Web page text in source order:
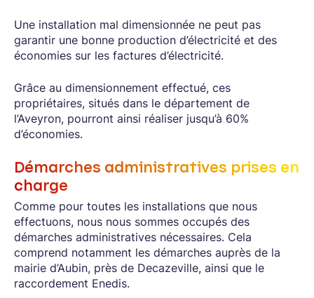
Une installation mal dimensionnée ne peut pas
garantir une bonne production d’électricité et des
économies sur les factures d’électricité.
Grâce au dimensionnement effectué, ces
propriétaires, situés dans le département de
l’Aveyron, pourront ainsi réaliser jusqu’à 60%
d’économies.
Démarches administratives prises en
charge
Comme pour toutes les installations que nous
effectuons, nous nous sommes occupés des
démarches administratives nécessaires. Cela
comprend notamment les démarches auprès de la
mairie d’Aubin, près de Decazeville, ainsi que le
raccordement Enedis.